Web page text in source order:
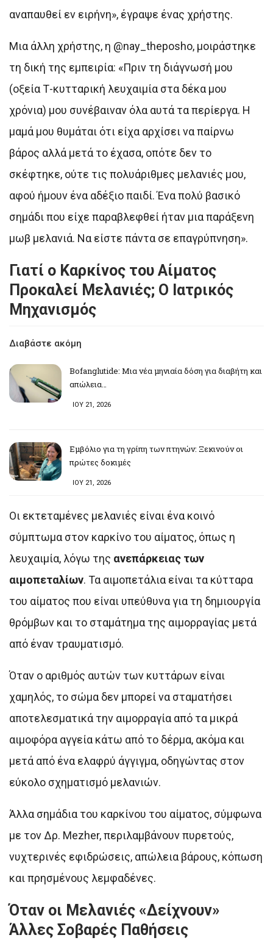
αναπαυθεί εν ειρήνη», έγραψε ένας χρήστης.
Μια άλλη χρήστης, η @nay_theposho, μοιράστηκε
τη δική της εμπειρία: «Πριν τη διάγνωσή μου
(οξεία Τ-κυτταρική λευχαιμία στα δέκα μου
χρόνια) μου συνέβαιναν όλα αυτά τα περίεργα. Η
μαμά μου θυμάται ότι είχα αρχίσει να παίρνω
βάρος αλλά μετά το έχασα, οπότε δεν το
σκέφτηκε, ούτε τις πολυάριθμες μελανιές μου,
αφού ήμουν ένα αδέξιο παιδί. Ένα πολύ βασικό
σημάδι που είχε παραβλεφθεί ήταν μια παράξενη
μωβ μελανιά. Να είστε πάντα σε επαγρύπνηση».
Γιατί ο Καρκίνος του Αίματος
Προκαλεί Μελανιές; Ο Ιατρικός
Μηχανισμός
Διαβάστε ακόμη
Bofanglutide: Μια νέα μηνιαία δόση για διαβήτη και
απώλεια…
ΙΟΥ 21, 2026
Εμβόλιο για τη γρίπη των πτηνών: Ξεκινούν οι
πρώτες δοκιμές
ΙΟΥ 21, 2026
Οι εκτεταμένες μελανιές είναι ένα κοινό
σύμπτωμα στον καρκίνο του αίματος, όπως η
λευχαιμία, λόγω της ανεπάρκειας των
αιμοπεταλίων. Τα αιμοπετάλια είναι τα κύτταρα
του αίματος που είναι υπεύθυνα για τη δημιουργία
θρόμβων και το σταμάτημα της αιμορραγίας μετά
από έναν τραυματισμό.
Όταν ο αριθμός αυτών των κυττάρων είναι
χαμηλός, το σώμα δεν μπορεί να σταματήσει
αποτελεσματικά την αιμορραγία από τα μικρά
αιμοφόρα αγγεία κάτω από το δέρμα, ακόμα και
μετά από ένα ελαφρύ άγγιγμα, οδηγώντας στον
εύκολο σχηματισμό μελανιών.
Άλλα σημάδια του καρκίνου του αίματος, σύμφωνα
με τον Δρ. Mezher, περιλαμβάνουν πυρετούς,
νυχτερινές εφιδρώσεις, απώλεια βάρους, κόπωση
και πρησμένους λεμφαδένες.
Όταν οι Μελανιές «Δείχνουν»
Άλλες Σοβαρές Παθήσεις